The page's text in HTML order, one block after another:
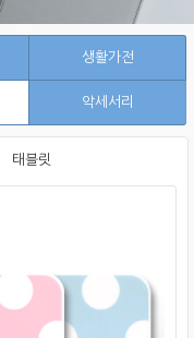
생활가전
악세서리
태블릿